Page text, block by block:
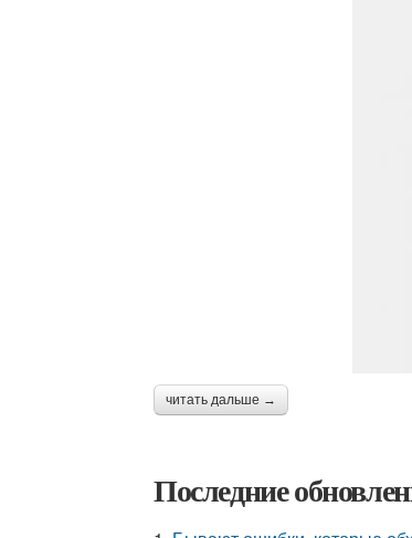
читать дальше →
Последние